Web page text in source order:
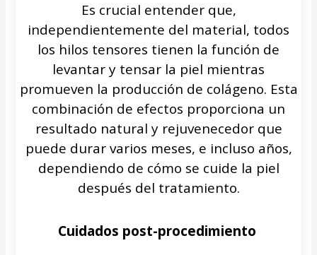
Es crucial entender que,
independientemente del material, todos
los hilos tensores tienen la función de
levantar y tensar la piel mientras
promueven la producción de colágeno. Esta
combinación de efectos proporciona un
resultado natural y rejuvenecedor que
puede durar varios meses, e incluso años,
dependiendo de cómo se cuide la piel
después del tratamiento.
Cuidados post-procedimiento